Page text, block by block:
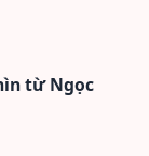
từ Ngọc